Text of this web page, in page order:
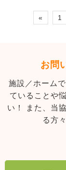
« 1
お問
施設／ホーム
ていることや
い！
また、当
る方